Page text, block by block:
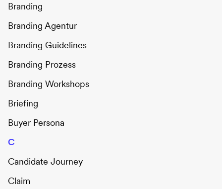
Branding
Branding Agentur
Branding Guidelines
Branding Prozess
Branding Workshops
Briefing
Buyer Persona
C
Candidate Journey
Claim